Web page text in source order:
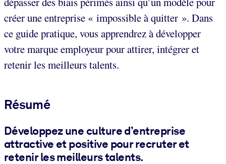
créer une entreprise « impossible à quitter ». Dans
ce guide pratique, vous apprendrez à développer
votre marque employeur pour attirer, intégrer et
retenir les meilleurs talents.
Résumé
Développez une culture d’entreprise
attractive et positive pour recruter et
retenir les meilleurs talents.